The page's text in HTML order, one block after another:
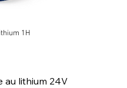
1H
au lithium 24V